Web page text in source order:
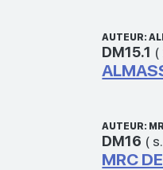
AUTEUR:
DM15.1 (
AUTEUR:
DM16 (
MRC